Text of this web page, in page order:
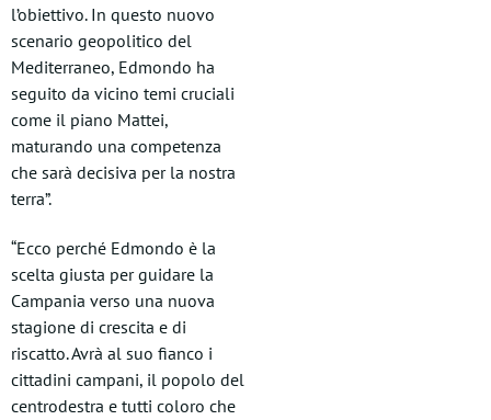
l’obiettivo. In questo nuovo
scenario geopolitico del
Mediterraneo, Edmondo ha
seguito da vicino temi cruciali
come il piano Mattei,
maturando una competenza
che sarà decisiva per la nostra
terra”.
“Ecco perché Edmondo è la
scelta giusta per guidare la
Campania verso una nuova
stagione di crescita e di
riscatto. Avrà al suo fianco i
cittadini campani, il popolo del
centrodestra e tutti coloro che